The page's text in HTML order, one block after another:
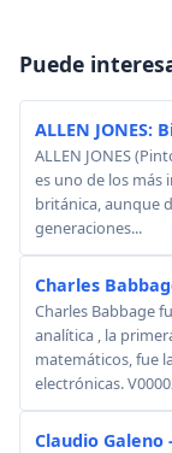
Puede
ALLEN JONES:
ALLEN JONES
es uno de los más
británica, aunque
generaciones...
Charles
Charles Babbage
analítica , la
matemáticos, fue
electrónicas.
Claudio